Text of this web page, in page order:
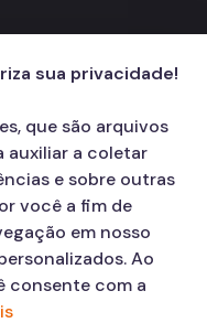
sua privacidade!
que são arquivos
auxiliar a coletar
e sobre outras
você a fim de
em nosso
Ao
consente com a